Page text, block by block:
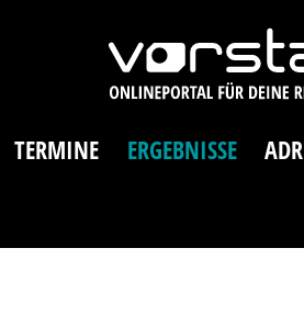
TERMINE ERGEBNISSE